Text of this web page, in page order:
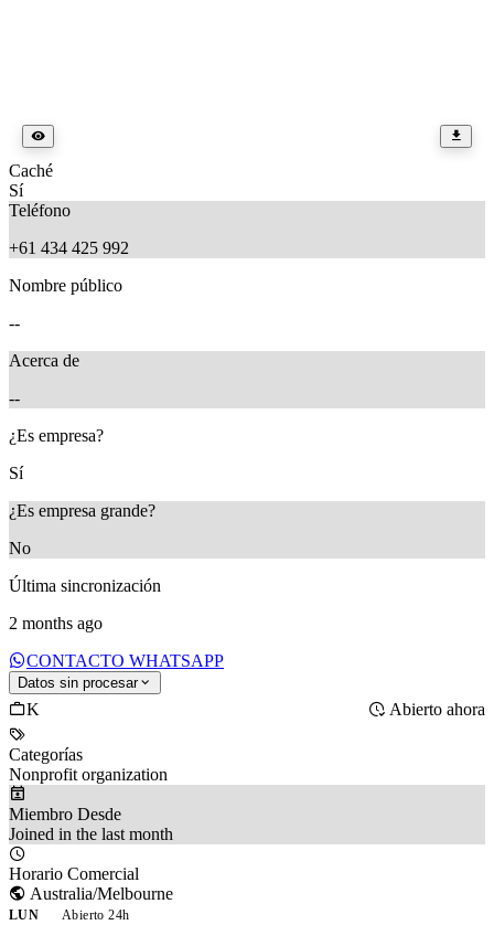
Caché
Sí
Teléfono
+61 434 425 992
Nombre público
--
Acerca de
--
¿Es empresa?
Sí
¿Es empresa grande?
No
Última sincronización
2 months ago
CONTACTO WHATSAPP
Datos sin procesar
K Abierto ahora
Categorías
Nonprofit organization
Miembro Desde
Joined in the last month
Horario Comercial
Australia/Melbourne
LUN
Abierto 24h